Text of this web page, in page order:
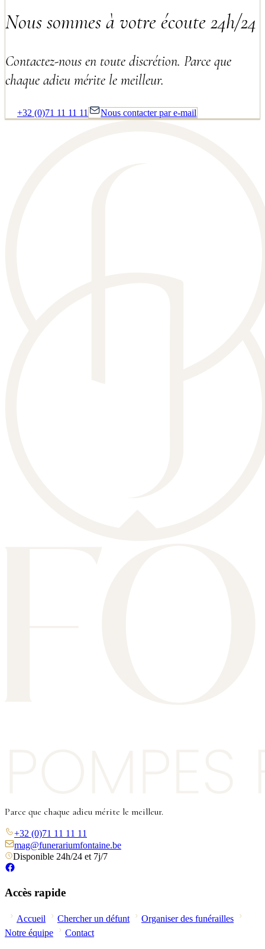
Nous sommes à votre écoute 24h/24
Contactez-nous en toute discrétion. Parce que
chaque adieu mérite le meilleur.
+32 (0)71 11 11 11 Nous contacter par e-mail
Parce que chaque adieu mérite le meilleur.
+32 (0)71 11 11 11
mag@funerariumfontaine.be
Disponible 24h/24 et 7j/7
Accès rapide
Accueil Chercher un défunt
Organiser des funérailles
Notre équipe
Contact